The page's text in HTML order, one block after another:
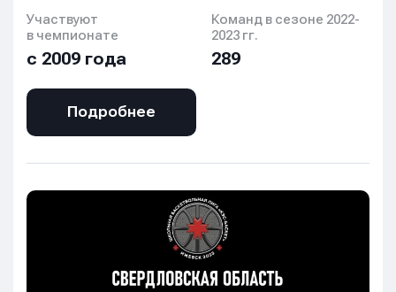
Участвуют
в чемпионате
с 2009 года
Команд в сезоне 2022-
2023 гг.
289
Подробнее